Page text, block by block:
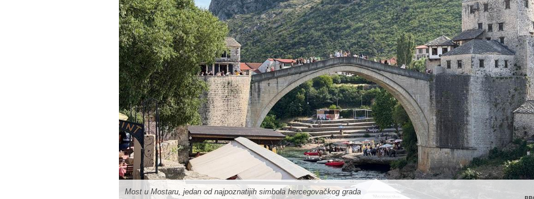
Most u Mostaru, jedan od najpoznatijih simbola hercegovačkog grada